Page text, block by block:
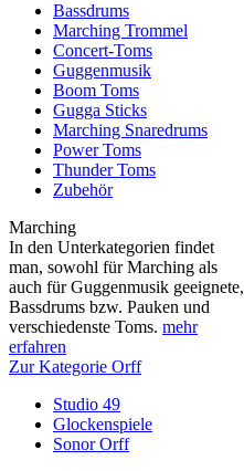
Bassdrums
Marching Trommel
Concert-Toms
Guggenmusik
Boom Toms
Gugga Sticks
Marching Snaredrums
Power Toms
Thunder Toms
Zubehör
Marching
In den Unterkategorien findet
man, sowohl für Marching als
auch für Guggenmusik geeignete,
Bassdrums bzw. Pauken und
verschiedenste Toms. mehr
erfahren
Zur Kategorie Orff
Studio 49
Glockenspiele
Sonor Orff